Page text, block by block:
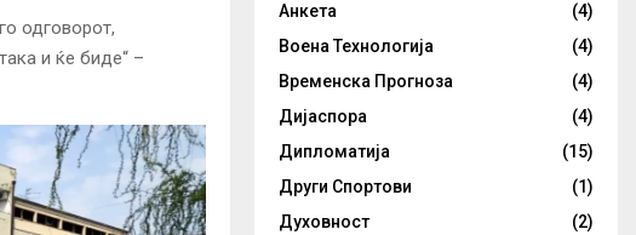
одговорот,
и ќе биде“ –
Анкета
(4)
Воена Технологија
(4)
Временска Прогноза
(4)
Дијаспора
(4)
Дипломатија
(15)
Други Спортови
(1)
Духовност
(2)